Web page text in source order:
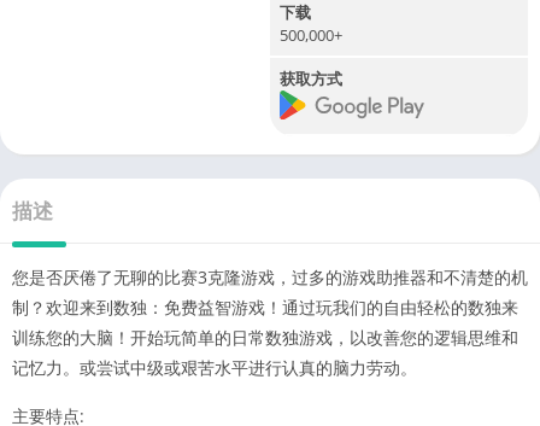
下载
500,000+
获取方式
描述
您是否厌倦了无聊的比赛3克隆游戏，过多的游戏助推器和不清楚的机
制？欢迎来到数独：免费益智游戏！通过玩我们的自由轻松的数独来
训练您的大脑！开始玩简单的日常数独游戏，以改善您的逻辑思维和
记忆力。或尝试中级或艰苦水平进行认真的脑力劳动。
主要特点: